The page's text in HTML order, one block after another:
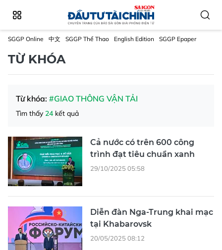
SGGP Online 中文 SGGP Thể Thao English Edition SGGP Epaper
TỪ KHÓA
Từ khóa: #GIAO THÔNG VẬN TẢI
Tìm thấy 24 kết quả
Cả nước có trên 600 công
trình đạt tiêu chuẩn xanh
29/10/2025 05:58
Diễn đàn Nga-Trung khai mạc
tại Khabarovsk
20/05/2025 08:12